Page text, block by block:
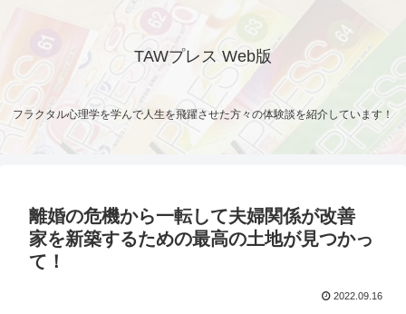
TAWプレス Web版
フラクタル心理学を学んで人生を飛躍させた方々の体験談を紹介しています！
離婚の危機から一転して夫婦関係が改善
家を新築するための最高の土地が見つかっ
て！
2022.09.16